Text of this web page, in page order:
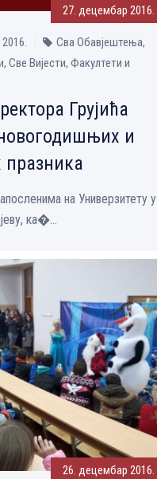
27. децембар 2016.
Сва Обавјештења,
Све Вијести, Факултети и
Грујића
и
на Универзитету у
ка�...
26. децембар 2016.